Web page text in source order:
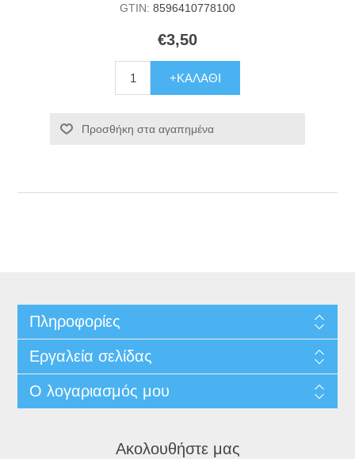
GTIN: 8596410778100
€3,50
+ΚΑΛΆΘΙ
Προσθήκη στα αγαπημένα
Πληροφορίες
Εργαλεία σελίδας
Ο λογαριασμός μου
Ακολουθήστε μας